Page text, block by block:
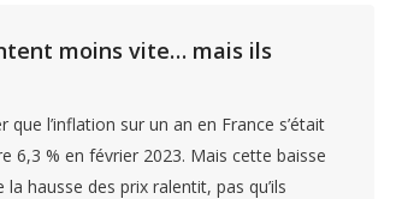
moins vite… mais ils
que l’inflation sur un an en France s’était
6,3 % en février 2023. Mais cette baisse
hausse des prix ralentit, pas qu’ils